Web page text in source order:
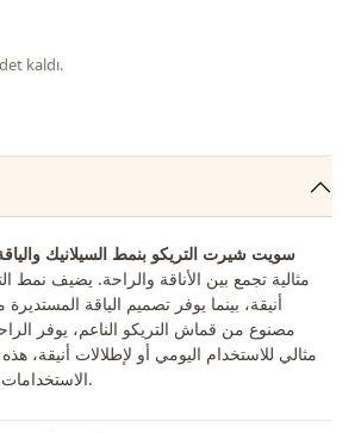
kaldı.
سويت شيرت التريكو بنمط السيلانيك
مثالية تجمع بين الأناقة والراحة. يضيف نمط
أنيقة، بينما يوفر تصميم الياقة المستديرة
مصنوع من قماش التريكو الناعم، يوفر
مثالي للاستخدام اليومي أو لإطلالات أنيقة،
الاستخدامات تناسب جميع الفصول.